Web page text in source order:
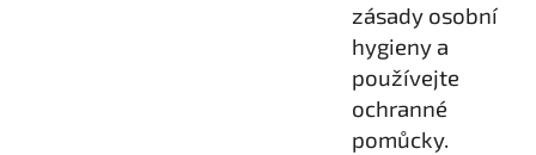
zásady osobní
hygieny a
používejte
ochranné
pomůcky.